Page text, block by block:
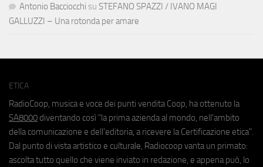
Antonio Bacciocchi su STEFANO SPAZZI / IVANO MAGI
GALLUZZI – Una rotonda per amare
ETICA
RadioCoop, musica e voce dei punti vendita Coop, ha ottenuto la
SA8000 diventando così "la prima azienda al mondo, nell'ambito
della comunicazione e dell'editoria, a ricevere la Certificazione etica".
Dal punto di vista artistico e culturale, Radiocoop vanta un primato:
ascolta tutto quello che viene inviato in redazione, e appena può, lo